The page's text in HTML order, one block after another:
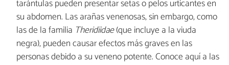
tarántulas pueden presentar setas o pelos urticantes en
su abdomen. Las arañas venenosas, sin embargo, como
las de la familia Theridiidae(que incluye a la viuda
negra), pueden causar efectos más graves en las
personas debido a su veneno potente. Conoce aquí a las